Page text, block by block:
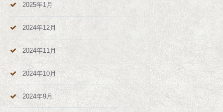
2025年1月
2024年12月
2024年11月
2024年10月
2024年9月